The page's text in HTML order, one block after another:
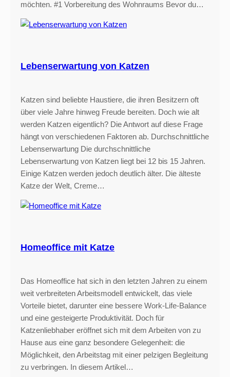
möchten. #1 Vorbereitung des Wohnraums Bevor du…
Lebenserwartung von Katzen
Katzen sind beliebte Haustiere, die ihren Besitzern oft
über viele Jahre hinweg Freude bereiten. Doch wie alt
werden Katzen eigentlich? Die Antwort auf diese Frage
hängt von verschiedenen Faktoren ab. Durchschnittliche
Lebenserwartung Die durchschnittliche
Lebenserwartung von Katzen liegt bei 12 bis 15 Jahren.
Einige Katzen werden jedoch deutlich älter. Die älteste
Katze der Welt, Creme…
Homeoffice mit Katze
Das Homeoffice hat sich in den letzten Jahren zu einem
weit verbreiteten Arbeitsmodell entwickelt, das viele
Vorteile bietet, darunter eine bessere Work-Life-Balance
und eine gesteigerte Produktivität. Doch für
Katzenliebhaber eröffnet sich mit dem Arbeiten von zu
Hause aus eine ganz besondere Gelegenheit: die
Möglichkeit, den Arbeitstag mit einer pelzigen Begleitung
zu verbringen. In diesem Artikel…